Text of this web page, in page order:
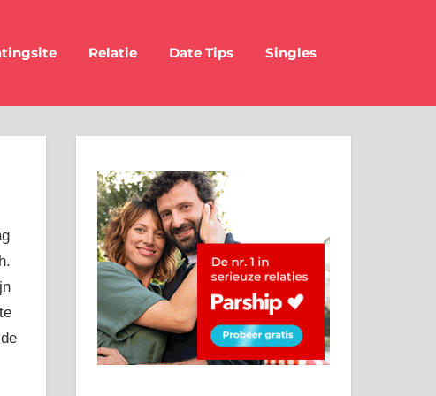
Relatie Date Tips Singles